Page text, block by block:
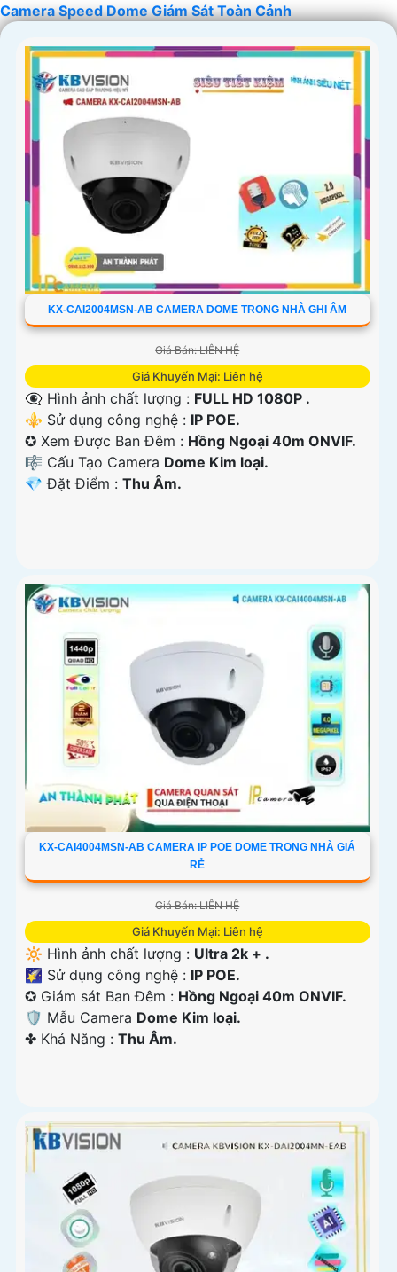
Camera Speed Dome Giám Sát Toàn Cảnh
KX-CAI2004MSN-AB CAMERA DOME TRONG NHÀ GHI ÂM
Giá Bán: LIÊN HỆ
Giá Khuyến Mại: Liên hệ
👁️‍🗨 Hình ảnh chất lượng : FULL HD 1080P .
⚜️ Sử dụng công nghệ : IP POE.
✪ Xem Được Ban Đêm : Hồng Ngoại 40m ONVIF.
🎼️ Cấu Tạo Camera Dome Kim loại.
️💎 Đặt Điểm : Thu Âm.
KX-CAI4004MSN-AB CAMERA IP POE DOME TRONG NHÀ GIÁ
RẺ
Giá Bán: LIÊN HỆ
Giá Khuyến Mại: Liên hệ
🔆 Hình ảnh chất lượng : Ultra 2k + .
🌠 Sử dụng công nghệ : IP POE.
✪ Giám sát Ban Đêm : Hồng Ngoại 40m ONVIF.
🛡 Mẫu Camera Dome Kim loại.
️✤ Khả Năng : Thu Âm.